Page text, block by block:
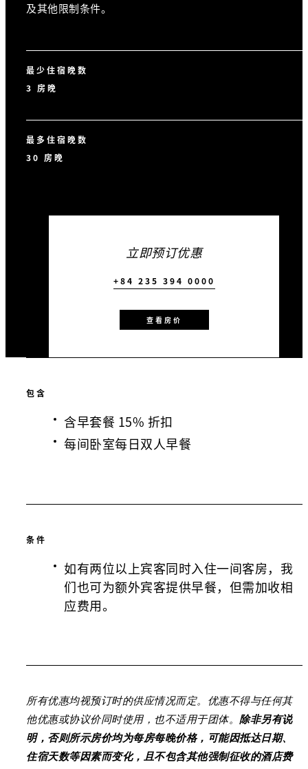
及其他限制条件。
最少住宿晚数
3 房晚
最多住宿晚数
30 房晚
立即预订优惠
+84 235 394 0000
查看房价
包含
含早套餐 15% 折扣
每间卧室每日双人早餐
条件
如有两位以上宾客同时入住一间客房，我
们也可为额外宾客提供早餐，但需加收相
应费用。
所有优惠均视预订时的供应情况而定。优惠不得与任何其
他优惠或协议价同时使用，也不适用于团体。 除非另有说
明，否则所示房价均为每房每晚价格，可能因抵达日期、
住宿天数等因素而变化，且不包含其他强制征收的酒店费